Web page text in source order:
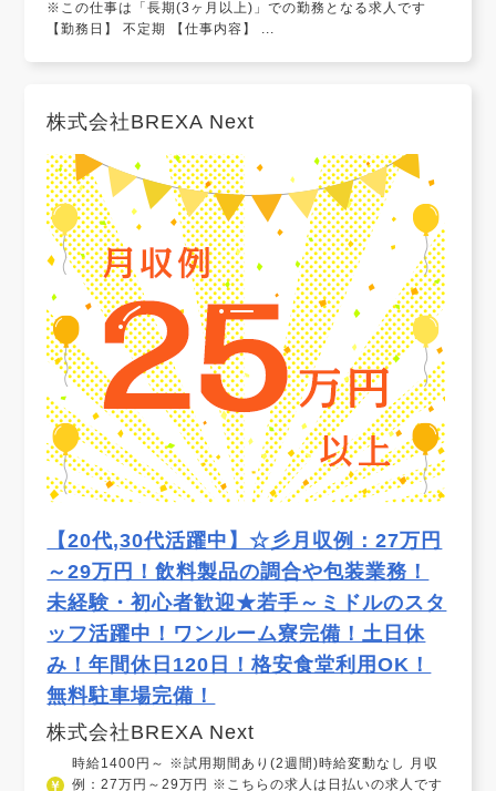
※この仕事は「長期(3ヶ月以上)」での勤務となる求人です
【勤務日】 不定期 【仕事内容】 ...
株式会社BREXA Next
【20代,30代活躍中】☆彡月収例：27万円
～29万円！飲料製品の調合や包装業務！
未経験・初心者歓迎★若手～ミドルのスタ
ッフ活躍中！ワンルーム寮完備！土日休
み！年間休日120日！格安食堂利用OK！
無料駐車場完備！
株式会社BREXA Next
時給1400円～ ※試用期間あり(2週間)時給変動なし 月収
例：27万円～29万円 ※こちらの求人は日払いの求人です